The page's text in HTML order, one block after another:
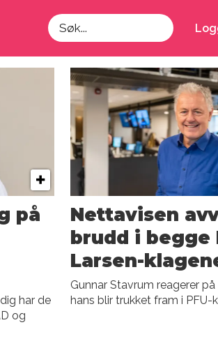
Søk
på
har de
og
Nettavisen
brudd i begge
Larsen-
Gunnar Stavrum reagerer
hans blir trukket fram i PFU-